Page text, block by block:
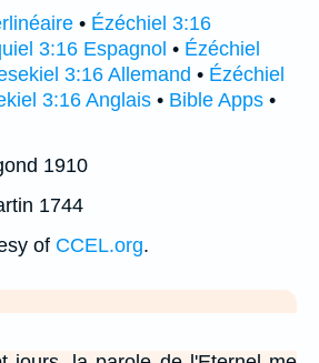
• Ézéchiel 3:16
3:16 Espagnol • Ézéchiel
3:16 Allemand • Ézéchiel
3:16 Anglais • Bible Apps •
1910
1744
of CCEL.org.